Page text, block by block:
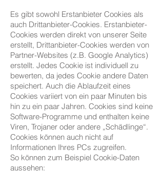
Es gibt sowohl Erstanbieter Cookies als
auch Drittanbieter-Cookies. Erstanbieter-
Cookies werden direkt von unserer Seite
erstellt, Drittanbieter-Cookies werden von
Partner-Websites (z.B. Google Analytics)
erstellt. Jedes Cookie ist individuell zu
bewerten, da jedes Cookie andere Daten
speichert. Auch die Ablaufzeit eines
Cookies variiert von ein paar Minuten bis
hin zu ein paar Jahren. Cookies sind keine
Software-Programme und enthalten keine
Viren, Trojaner oder andere „Schädlinge“.
Cookies können auch nicht auf
Informationen Ihres PCs zugreifen.
So können zum Beispiel Cookie-Daten
aussehen: